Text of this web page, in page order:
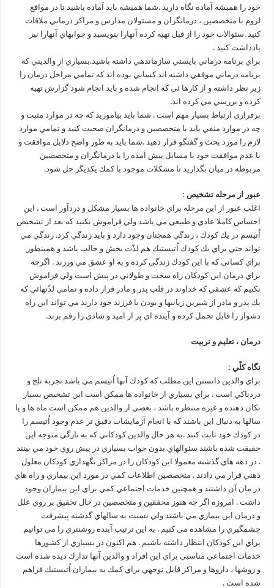
خود را هميشه آماده نگاه داريد .شما هميشه بايد آماده باشيد تا در مواقع
لزوم با متخصصين ، درمانگران و مسئولان مدارس و مراكز درماني ملاقات
كنيد .سئوالات خود را از قبل تهيه كرده آنهارا بنويسيد و جوابهاي آنهارا نيز
يادداشت كنيد .
براي برنامه درماني بايستي سازماندهي داشته باشيد.بسياري از والديني كه
برنامه درماني موفقي داشته اند كساني بوده اند كه تمامي مراحل درمان را
زير نظر داشته و از كارها ئي كه انجام شده و بايد انجام شود گزارش تهيه
كرده و بررسي مي كرده اند.
برقراري ارتباط بسيار مهم است . شما بايد بياموزيد كه چه در موارد مثبت و
چه در موارد منفي بايد با متخصصين و درمانگران صحبت كنيد و تمامي موارد
لازم را مورد بحث و گفتگو قرار دهيد .شما بايد به طور واضح دلايل موافقت و
يا عدم موافقت خود با مسايل پيش آمده را با درمانگران و متخصصين
مربوطه در ميان بگذاريد تا مشكلات موجود با كمك يكديگر حل شود.
عبور از مرحله تشخيص :
اغلب عبور از اين مرحله براي خانواده ها بسيار مشكل و دردآور است . اين
احساس كاملا عادي و طبيعي مي باشد ولي فراموش نكنيد كه بعد از تشخيص
اُتيسم در يك كودك ، زندگي همچنان وجود دارد و بايد زندگي كرد. زندگي مي
تواند حتي براي يك كودك اُتيستيك هم لذّت بخش و جالب باشد و همينطور
براي كساني كه با اين كودك زندگي كرده و به او عشق مي ورزند . اگرچه
براي درمان اين كودكان راه سخت و طولاني در پيش است ولي فراموش
نكنيم كه عشقي كه خداوند در قلب پدر و مادر قرار داده و تمامي لذّتهائي كه
يك پدر و مادر از شيرين زبانيها و بودن با فرزند خود دارند مي تواند اين راه
دشوار را قابل تحمل كرده و آينده اي پر از اميد و شادي را رقم بزند.
درمان ، تعليم و تربيت
نگاه كلّي :
براي والدين دانستن اين مطلب كه كودك آنها اُتيسم مي باشد تجربه تلخ و
دردناكي است . براي بسياري از خانواده ها ممكن است اين تشخيص بسيار
تكان دهنده و غيره منتظره باشد ، بعضي از والدين هم ممكن است ماه ها و يا
سالها به دنبال اين باشند كه با انجام آزمايشات دقيق تر عدم وجود اُتيسم را
در كودك خود ثابت كنند .به هر حال والدين كودكاني كه به تازگي متوجه اين
حقيقت شده باشند سئوالهاي بدون جواب بسياري در پيش روي خود مي بينند
. در دهه هاي گذشته معمولا اين كودكان را در مراكز نگهداري كودكان معلول
ذهني قرار مي دادند . متخصصين اطلاعات كمي در مورد اين بيماري و راه هاي
در مان آن داشتند و همچنين خدمات اجتماعي كمي براي اين بيماران وجود
داشت . امروزه اگر چه هنوز محققين و متخصصين در حال تحقيق بر روي علل
و درمان اين بيماري مي باشند ولي نسبت به سالهاي گذشته پيشرفت
چشمگيري را مشاهده مي كنيم . به اين ترتيب آينده روشنتري را مي توانيم
براي اين كودكان انتظار داشته باشيم . هم اكنون در بسياري از كشورها
خدمات اجتماعي مناسبي براي اين افراد و والدين آنها تدارك ديده شده است
و روشها ، داروها و مراكز قابل توجهي براي كمك به بيماران اُتيستيك فراهم
شده است .